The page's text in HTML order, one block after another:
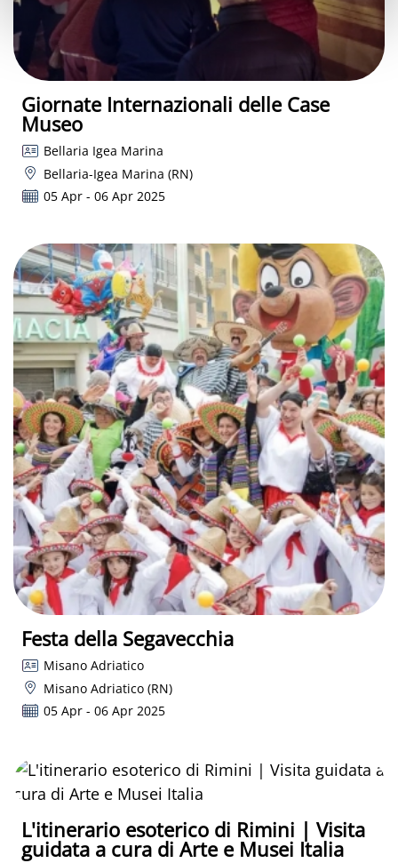
Giornate Internazionali delle Case
Museo
Bellaria Igea Marina
Bellaria-Igea Marina (RN)
05 Apr - 06 Apr 2025
Festa della Segavecchia
Misano Adriatico
Misano Adriatico (RN)
05 Apr - 06 Apr 2025
L'itinerario esoterico di Rimini | Visita
guidata a cura di Arte e Musei Italia